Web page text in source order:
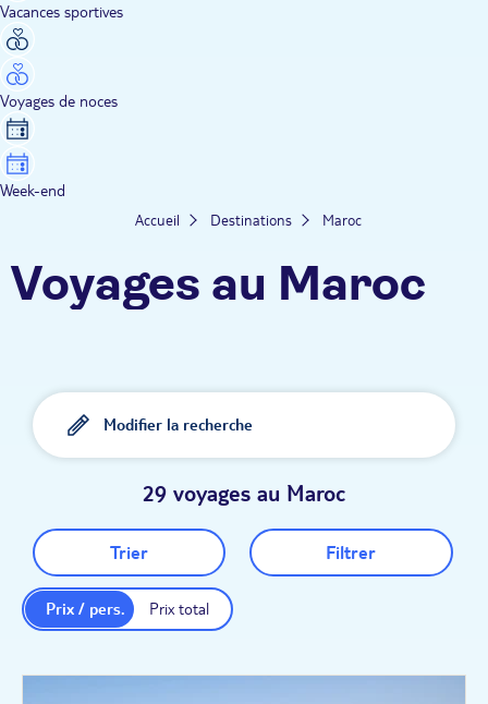
Vacances sportives
Voyages de noces
Week-end
Accueil Destinations Maroc
Voyages au Maroc
Modifier la recherche
29 voyages au Maroc
Trier Filtrer
Prix total
Prix / pers.